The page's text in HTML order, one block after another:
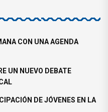
CON UNA AGENDA
UN NUEVO DEBATE
DE JÓVENES EN LA